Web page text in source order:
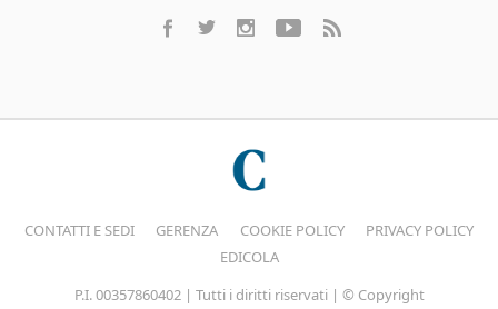
CONTATTI E SEDI GERENZA COOKIE POLICY
PRIVACY POLICY
EDICOLA
P.I. 00357860402 | Tutti i diritti riservati | © Copyright